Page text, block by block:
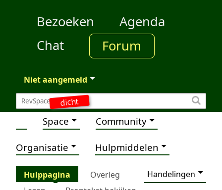
dicht
Bezoeken
Agenda
Chat
Forum
Niet aangemeld
Space Community
Organisatie Hulpmiddelen
Hulppagina Overleg
Handelingen